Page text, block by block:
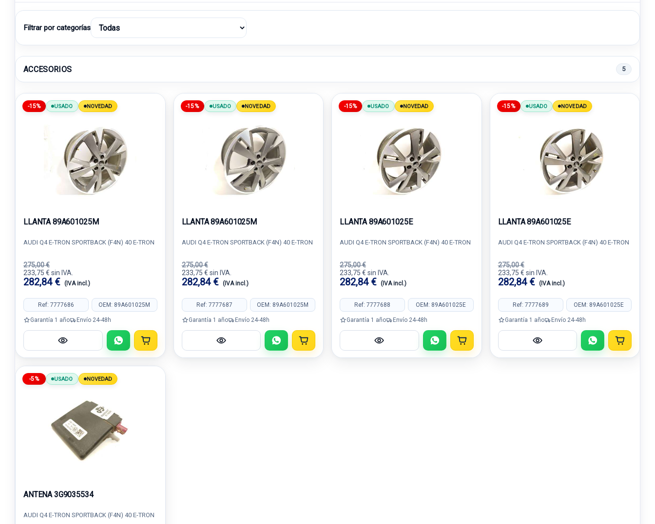
Filtrar por categorías
ACCESORIOS 5
-15% USADO NOVEDAD
LLANTA 89A601025M
AUDI Q4 E-TRON SPORTBACK (F4N) 40 E-TRON
275,00 €
233,75 € sin IVA.
282,84 € (IVA incl.)
Ref: 7777686 OEM: 89A601025M
Garantía 1 año Envío 24-48h
-15% USADO NOVEDAD
LLANTA 89A601025M
AUDI Q4 E-TRON SPORTBACK (F4N) 40 E-TRON
275,00 €
233,75 € sin IVA.
282,84 € (IVA incl.)
Ref: 7777687 OEM: 89A601025M
Garantía 1 año Envío 24-48h
-15% USADO NOVEDAD
LLANTA 89A601025E
AUDI Q4 E-TRON SPORTBACK (F4N) 40 E-TRON
275,00 €
233,75 € sin IVA.
282,84 € (IVA incl.)
Ref: 7777688 OEM: 89A601025E
Garantía 1 año Envío 24-48h
-15% USADO NOVEDAD
LLANTA 89A601025E
AUDI Q4 E-TRON SPORTBACK (F4N) 40 E-TRON
275,00 €
233,75 € sin IVA.
282,84 € (IVA incl.)
Ref: 7777689 OEM: 89A601025E
Garantía 1 año Envío 24-48h
-5% USADO NOVEDAD
ANTENA 3G9035534
AUDI Q4 E-TRON SPORTBACK (F4N) 40 E-TRON